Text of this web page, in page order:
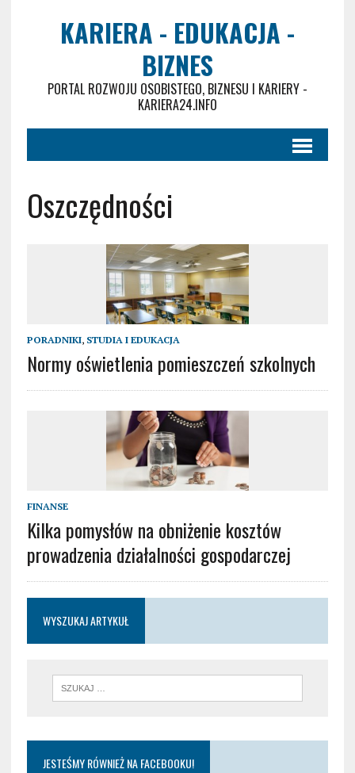
KARIERA - EDUKACJA -
BIZNES
PORTAL ROZWOJU OSOBISTEGO, BIZNESU I KARIERY -
KARIERA24.INFO
Oszczędności
PORADNIKI, STUDIA I EDUKACJA
Normy oświetlenia pomieszczeń szkolnych
FINANSE
Kilka pomysłów na obniżenie kosztów
prowadzenia działalności gospodarczej
WYSZUKAJ ARTYKUŁ
JESTEŚMY RÓWNIEŻ NA FACEBOOKU!